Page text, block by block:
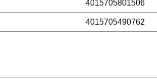
4015705801506
4015705490762